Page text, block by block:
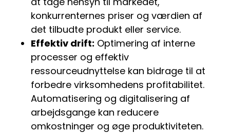
konkurrenternes priser og værdien af
det tilbudte produkt eller service.
Effektiv drift: Optimering af interne
processer og effektiv
ressourceudnyttelse kan bidrage til at
forbedre virksomhedens profitabilitet.
Automatisering og digitalisering af
arbejdsgange kan reducere
omkostninger og øge produktiviteten.